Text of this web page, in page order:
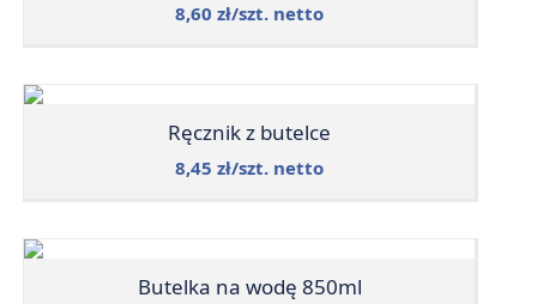
8,60 zł/szt. netto
Ręcznik z butelce
8,45 zł/szt. netto
Butelka na wodę 850ml